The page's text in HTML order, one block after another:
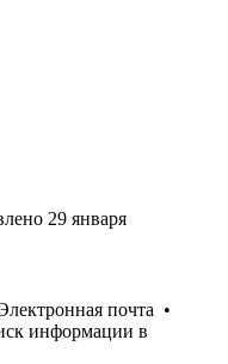
29 января
почта •
информации в